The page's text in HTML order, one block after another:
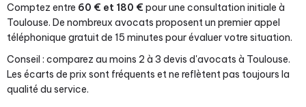
Comptez entre 60 € et 180 € pour une consultation initiale à
Toulouse. De nombreux avocats proposent un premier appel
téléphonique gratuit de 15 minutes pour évaluer votre situation.
Conseil : comparez au moins 2 à 3 devis d'avocats à Toulouse.
Les écarts de prix sont fréquents et ne reflètent pas toujours la
qualité du service.